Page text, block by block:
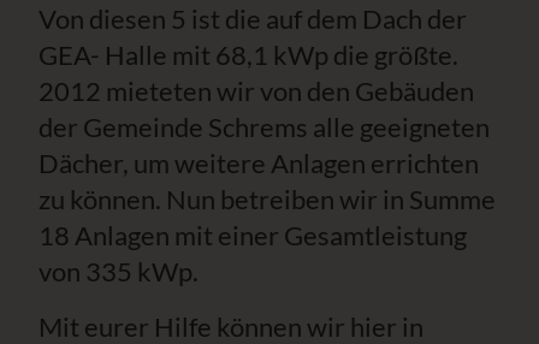
Von diesen 5 ist die auf dem Dach der
GEA- Halle mit 68,1 kWp die größte.
2012 mieteten wir von den Gebäuden
der Gemeinde Schrems alle geeigneten
Dächer, um weitere Anlagen errichten
zu können. Nun betreiben wir in Summe
18 Anlagen mit einer Gesamtleistung
von 335 kWp.
Mit eurer Hilfe können wir hier in